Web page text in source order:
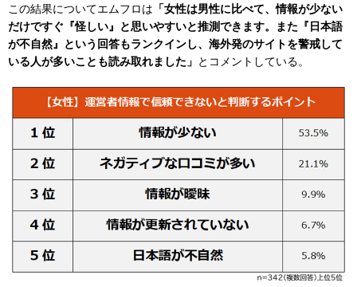
この結果についてエムフロは 「女性は男性に比べて、情報が少ない
だけですぐ『怪しい』と思いやすいと推測できます。また『日本語
が不自然』という回答もランクインし、海外発のサイトを警戒して
いる人が多いことも読み取れました」 とコメントしている。